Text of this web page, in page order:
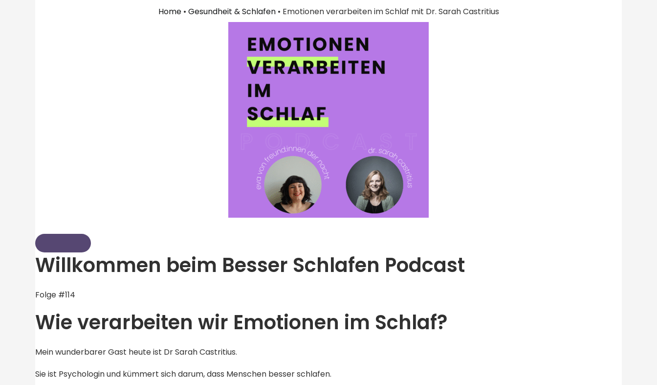
Home• Gesundheit & Schlafen• Emotionen verarbeiten im Schlaf mit Dr. Sarah Castritius
Willkommen beim Besser Schlafen Podcast
Folge #114
Wie verarbeiten wir Emotionen im Schlaf?
Mein wunderbarer Gast heute ist Dr Sarah Castritius.
Sie ist Psychologin und kümmert sich darum, dass Menschen besser schlafen.